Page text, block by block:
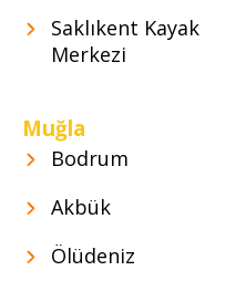
Saklıkent Kayak
Merkezi
Muğla
Bodrum
Akbük
Ölüdeniz